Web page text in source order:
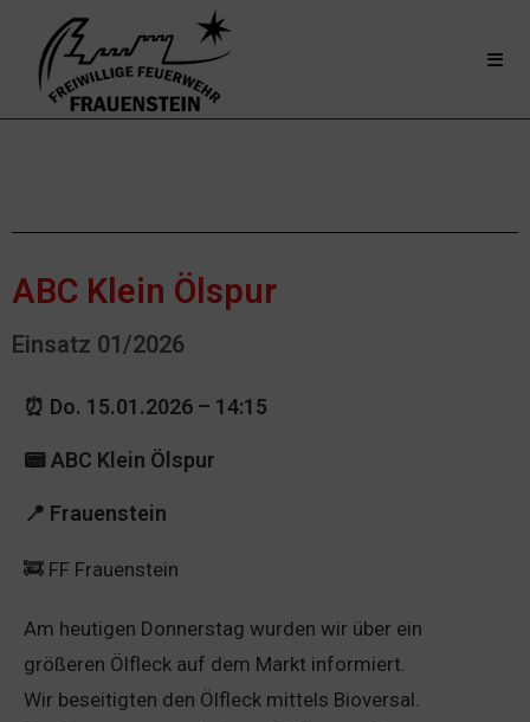
ABC Klein Ölspur
Einsatz 01/2026
⏰ Do. 15.01.2026 – 14:15
📟 ABC Klein Ölspur
📍 Frauenstein
🚒 FF Frauenstein
Am heutigen Donnerstag wurden wir über ein
größeren Ölfleck auf dem Markt informiert.
Wir beseitigten den Ölfleck mittels Bioversal.